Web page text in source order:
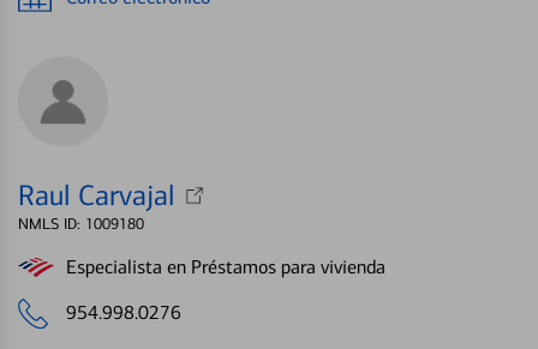
Raul Carvajal
NMLS ID: 1009180
Especialista en Préstamos para vivienda
954.998.0276